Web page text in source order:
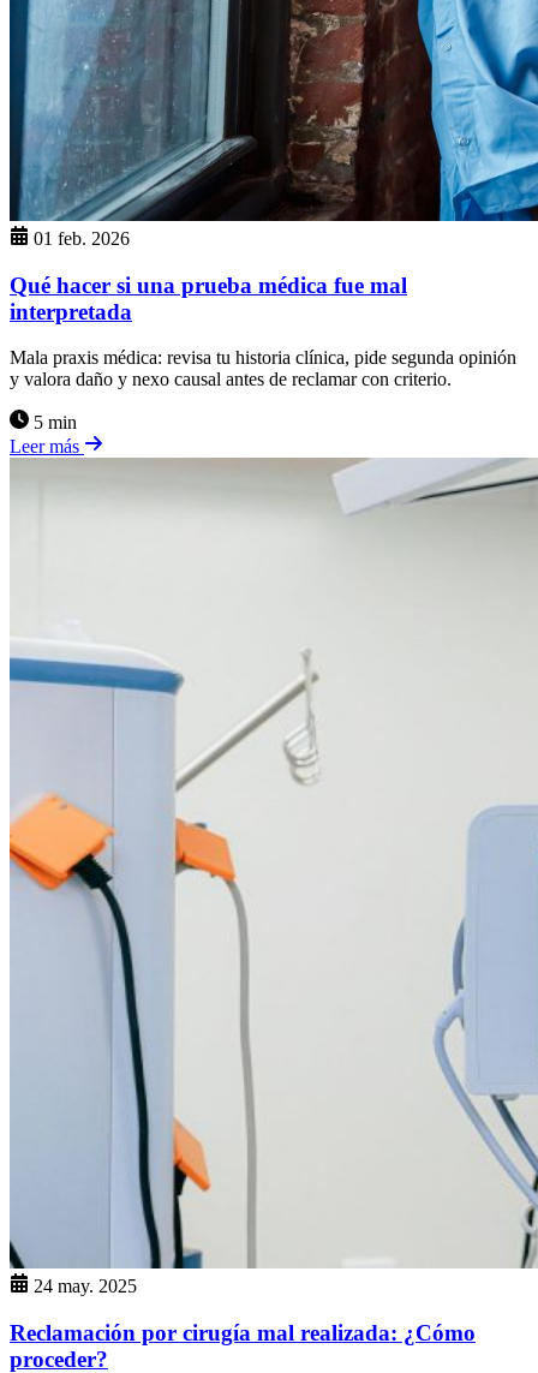
01 feb. 2026
Qué hacer si una prueba médica fue mal
interpretada
Mala praxis médica: revisa tu historia clínica, pide segunda opinión
y valora daño y nexo causal antes de reclamar con criterio.
5 min
Leer más
24 may. 2025
Reclamación por cirugía mal realizada: ¿Cómo
proceder?